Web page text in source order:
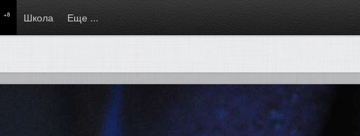
+8 Школа Еще ...